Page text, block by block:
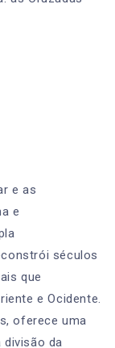
e as
e
séculos
que
e Ocidente.
oferece uma
da